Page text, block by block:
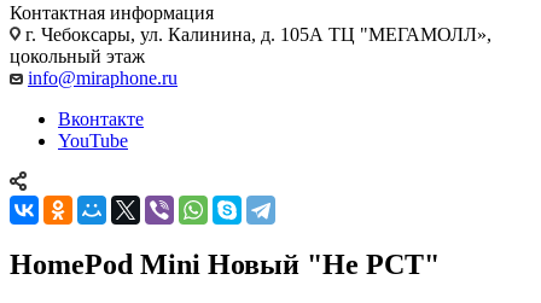
Контактная информация
г. Чебоксары, ул. Калинина, д. 105А ТЦ "МЕГАМОЛЛ»,
цокольный этаж
info@miraphone.ru
Вконтакте
YouTube
HomePod Mini Новый "Не РСТ"